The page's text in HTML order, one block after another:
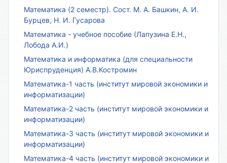
Математика (2 семестр). Сост. М. А. Башкин, А. И.
Бурцев, Н. И. Гусарова
Математика - учебное пособие (Лапузина Е.Н.,
Лобода А.И.)
Математика и информатика (для специальности
Юриспруденция) А.В.Костромин
Математика-1 часть (институт мировой экономики и
информатизации)
Математика-2 часть (институт мировой экономики и
информатизации)
Математика-3 часть (институт мировой экономики и
информатизации)
Математика-4 часть (институт мировой экономики и